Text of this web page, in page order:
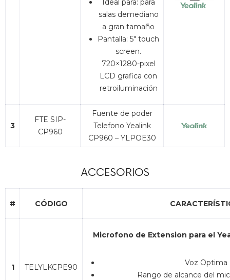
Ideal para: para
salas demediano
a gran tamaño
Pantalla: 5″ touch
screen.
720×1280-pixel
LCD grafica con
retroiluminación
3
FTE SIP-
CP960
Fuente de poder
Telefono Yealink
CP960 – YLPOE30
ACCESORIOS
# CÓDIGO
1 TELYLKCPE90
Microfono de Extension para el
Voz Optima
Rango de alcance del